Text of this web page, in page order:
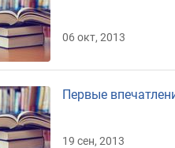
06 окт, 2013
Первые
19 сен, 2013